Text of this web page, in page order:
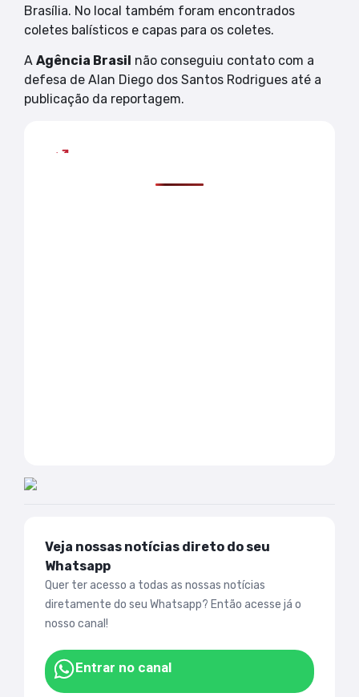
Brasília. No local também foram encontrados
coletes balísticos e capas para os coletes.
A Agência Brasil não conseguiu contato com a
defesa de Alan Diego dos Santos Rodrigues até a
publicação da reportagem.
Veja nossas notícias direto do seu
Whatsapp
Quer ter acesso a todas as nossas notícias
diretamente do seu Whatsapp? Então acesse já o
nosso canal!
Entrar no canal